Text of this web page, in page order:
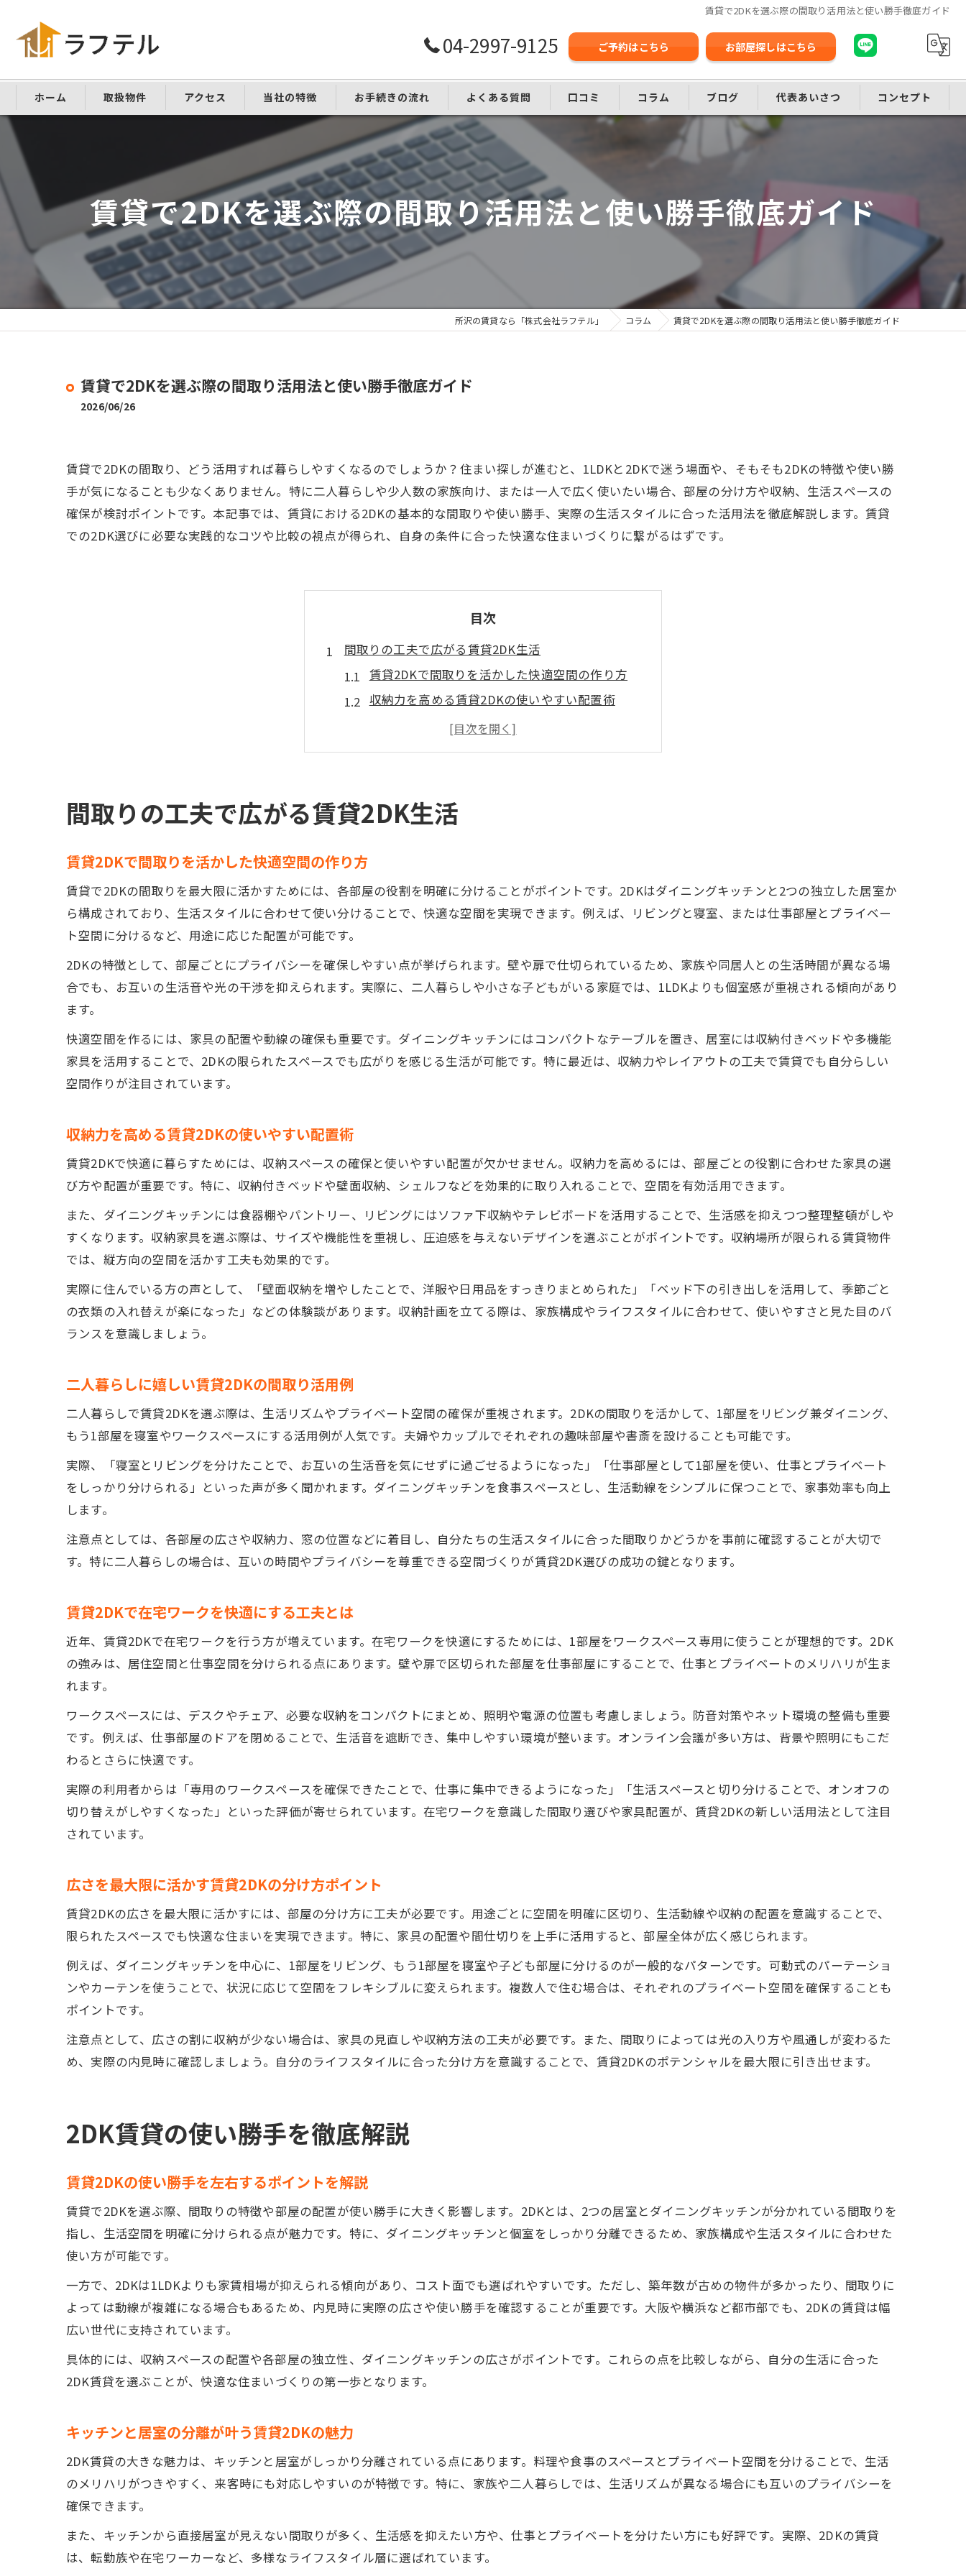
賃貸で2DKを選ぶ際の間取り活用法と使い勝手徹底ガイド
04-2997-9125 ご予約はこちら お部屋探しはこちら
ホーム 取扱物件 アクセス 当社の特徴
仲介手数料なし
敷金礼金なし
家具家電付き
学生向け
ペット可
お手続きの流れ よくある質問 口コミ コラム ブログ 代表あいさつ コンセプト
賃貸で2DKを選ぶ際の間取り活用法と使い勝手徹底ガイド
所沢の賃貸なら「株式会社ラフテル」 コラム 賃貸で2DKを選ぶ際の間取り活用法と使い勝手徹底ガイド
賃貸で2DKを選ぶ際の間取り活用法と使い勝手徹底ガイド
2026/06/26
賃貸で2DKの間取り、どう活用すれば暮らしやすくなるのでしょうか？住まい探しが進むと、1LDKと2DKで迷う場面や、そもそも2DKの特徴や使い勝
手が気になることも少なくありません。特に二人暮らしや少人数の家族向け、または一人で広く使いたい場合、部屋の分け方や収納、生活スペースの
確保が検討ポイントです。本記事では、賃貸における2DKの基本的な間取りや使い勝手、実際の生活スタイルに合った活用法を徹底解説します。賃貸
での2DK選びに必要な実践的なコツや比較の視点が得られ、自身の条件に合った快適な住まいづくりに繋がるはずです。
目次
間取りの工夫で広がる賃貸2DK生活
賃貸2DKで間取りを活かした快適空間の作り方
収納力を高める賃貸2DKの使いやすい配置術
二人暮らしに嬉しい賃貸2DKの間取り活用例
賃貸2DKで在宅ワークを快適にする工夫とは
2DK賃貸の使い勝手を徹底解説
賃貸2DKの使い勝手を左右するポイントを解説
二人暮らしに最適な賃貸2DKの使い方アイデア
賃貸2DKで二人暮らしを快適にする間取り選び
二人暮らしが賃貸2DKで気をつけたいポイント
生活音の分離が叶う賃貸2DKのメリットとは
在宅ワーク向きの賃貸2DKと1LDKの選び方
賃貸2DKで分けられる生活空間の活用法
2DK賃貸の家賃相場や活用ポイントを紹介
賃貸2DKの家賃相場とコスパ重視の探し方
賃貸2DKのおすすめ活用ポイントを紹介
賃貸2DKで後悔しないための選択基準
間取りの工夫で広がる賃貸2DK生活
賃貸2DKで間取りを活かした快適空間の作り方
賃貸で2DKの間取りを最大限に活かすためには、各部屋の役割を明確に分けることがポイントです。2DKはダイニングキッチンと2つの独立した居室か
ら構成されており、生活スタイルに合わせて使い分けることで、快適な空間を実現できます。例えば、リビングと寝室、または仕事部屋とプライベー
ト空間に分けるなど、用途に応じた配置が可能です。
2DKの特徴として、部屋ごとにプライバシーを確保しやすい点が挙げられます。壁や扉で仕切られているため、家族や同居人との生活時間が異なる場
合でも、お互いの生活音や光の干渉を抑えられます。実際に、二人暮らしや小さな子どもがいる家庭では、1LDKよりも個室感が重視される傾向があり
ます。
快適空間を作るには、家具の配置や動線の確保も重要です。ダイニングキッチンにはコンパクトなテーブルを置き、居室には収納付きベッドや多機能
家具を活用することで、2DKの限られたスペースでも広がりを感じる生活が可能です。特に最近は、収納力やレイアウトの工夫で賃貸でも自分らしい
空間作りが注目されています。
収納力を高める賃貸2DKの使いやすい配置術
賃貸2DKで快適に暮らすためには、収納スペースの確保と使いやすい配置が欠かせません。収納力を高めるには、部屋ごとの役割に合わせた家具の選
び方や配置が重要です。特に、収納付きベッドや壁面収納、シェルフなどを効果的に取り入れることで、空間を有効活用できます。
また、ダイニングキッチンには食器棚やパントリー、リビングにはソファ下収納やテレビボードを活用することで、生活感を抑えつつ整理整頓がしや
すくなります。収納家具を選ぶ際は、サイズや機能性を重視し、圧迫感を与えないデザインを選ぶことがポイントです。収納場所が限られる賃貸物件
では、縦方向の空間を活かす工夫も効果的です。
実際に住んでいる方の声として、「壁面収納を増やしたことで、洋服や日用品をすっきりまとめられた」「ベッド下の引き出しを活用して、季節ごと
の衣類の入れ替えが楽になった」などの体験談があります。収納計画を立てる際は、家族構成やライフスタイルに合わせて、使いやすさと見た目のバ
ランスを意識しましょう。
二人暮らしに嬉しい賃貸2DKの間取り活用例
二人暮らしで賃貸2DKを選ぶ際は、生活リズムやプライベート空間の確保が重視されます。2DKの間取りを活かして、1部屋をリビング兼ダイニング、
もう1部屋を寝室やワークスペースにする活用例が人気です。夫婦やカップルでそれぞれの趣味部屋や書斎を設けることも可能です。
実際、「寝室とリビングを分けたことで、お互いの生活音を気にせずに過ごせるようになった」「仕事部屋として1部屋を使い、仕事とプライベート
をしっかり分けられる」といった声が多く聞かれます。ダイニングキッチンを食事スペースとし、生活動線をシンプルに保つことで、家事効率も向上
します。
注意点としては、各部屋の広さや収納力、窓の位置などに着目し、自分たちの生活スタイルに合った間取りかどうかを事前に確認することが大切で
す。特に二人暮らしの場合は、互いの時間やプライバシーを尊重できる空間づくりが賃貸2DK選びの成功の鍵となります。
賃貸2DKで在宅ワークを快適にする工夫とは
近年、賃貸2DKで在宅ワークを行う方が増えています。在宅ワークを快適にするためには、1部屋をワークスペース専用に使うことが理想的です。2DK
の強みは、居住空間と仕事空間を分けられる点にあります。壁や扉で区切られた部屋を仕事部屋にすることで、仕事とプライベートのメリハリが生ま
れます。
ワークスペースには、デスクやチェア、必要な収納をコンパクトにまとめ、照明や電源の位置も考慮しましょう。防音対策やネット環境の整備も重要
です。例えば、仕事部屋のドアを閉めることで、生活音を遮断でき、集中しやすい環境が整います。オンライン会議が多い方は、背景や照明にもこだ
わるとさらに快適です。
実際の利用者からは「専用のワークスペースを確保できたことで、仕事に集中できるようになった」「生活スペースと切り分けることで、オンオフの
切り替えがしやすくなった」といった評価が寄せられています。在宅ワークを意識した間取り選びや家具配置が、賃貸2DKの新しい活用法として注目
されています。
広さを最大限に活かす賃貸2DKの分け方ポイント
賃貸2DKの広さを最大限に活かすには、部屋の分け方に工夫が必要です。用途ごとに空間を明確に区切り、生活動線や収納の配置を意識することで、
限られたスペースでも快適な住まいを実現できます。特に、家具の配置や間仕切りを上手に活用すると、部屋全体が広く感じられます。
例えば、ダイニングキッチンを中心に、1部屋をリビング、もう1部屋を寝室や子ども部屋に分けるのが一般的なパターンです。可動式のパーテーショ
ンやカーテンを使うことで、状況に応じて空間をフレキシブルに変えられます。複数人で住む場合は、それぞれのプライベート空間を確保することも
ポイントです。
注意点として、広さの割に収納が少ない場合は、家具の見直しや収納方法の工夫が必要です。また、間取りによっては光の入り方や風通しが変わるた
め、実際の内見時に確認しましょう。自分のライフスタイルに合った分け方を意識することで、賃貸2DKのポテンシャルを最大限に引き出せます。
2DK賃貸の使い勝手を徹底解説
賃貸2DKの使い勝手を左右するポイントを解説
賃貸で2DKを選ぶ際、間取りの特徴や部屋の配置が使い勝手に大きく影響します。2DKとは、2つの居室とダイニングキッチンが分かれている間取りを
指し、生活空間を明確に分けられる点が魅力です。特に、ダイニングキッチンと個室をしっかり分離できるため、家族構成や生活スタイルに合わせた
使い方が可能です。
一方で、2DKは1LDKよりも家賃相場が抑えられる傾向があり、コスト面でも選ばれやすいです。ただし、築年数が古めの物件が多かったり、間取りに
よっては動線が複雑になる場合もあるため、内見時に実際の広さや使い勝手を確認することが重要です。大阪や横浜など都市部でも、2DKの賃貸は幅
広い世代に支持されています。
具体的には、収納スペースの配置や各部屋の独立性、ダイニングキッチンの広さがポイントです。これらの点を比較しながら、自分の生活に合った
2DK賃貸を選ぶことが、快適な住まいづくりの第一歩となります。
キッチンと居室の分離が叶う賃貸2DKの魅力
2DK賃貸の大きな魅力は、キッチンと居室がしっかり分離されている点にあります。料理や食事のスペースとプライベート空間を分けることで、生活
のメリハリがつきやすく、来客時にも対応しやすいのが特徴です。特に、家族や二人暮らしでは、生活リズムが異なる場合にも互いのプライバシーを
確保できます。
また、キッチンから直接居室が見えない間取りが多く、生活感を抑えたい方や、仕事とプライベートを分けたい方にも好評です。実際、2DKの賃貸
は、転勤族や在宅ワーカーなど、多様なライフスタイル層に選ばれています。